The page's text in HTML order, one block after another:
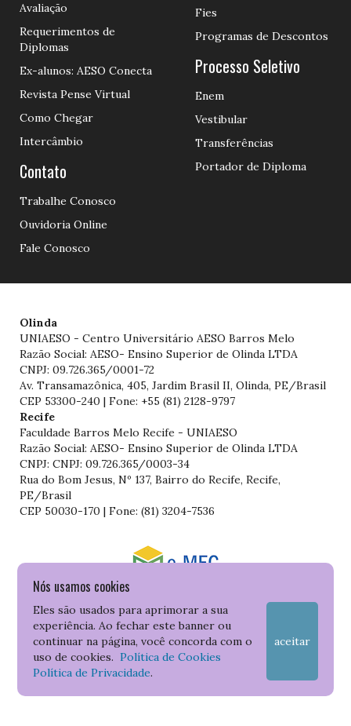
Nós usamos cookies
Eles são usados para aprimorar a sua
experiência. Ao fechar este banner ou
continuar na página, você concorda com o
uso de cookies.Política de Cookies
Política de Privacidade.
aceitar
Avaliação
Requerimentos de
Diplomas
Ex-alunos: AESO Conecta
Revista Pense Virtual
Como Chegar
Intercâmbio
Contato
Trabalhe Conosco
Ouvidoria Online
Fale Conosco
Fies
Programas de Descontos
Processo Seletivo
Enem
Vestibular
Transferências
Portador de Diploma
Olinda
UNIAESO - Centro Universitário AESO Barros Melo
Razão Social: AESO- Ensino Superior de Olinda LTDA
CNPJ: 09.726.365/0001-72
Av. Transamazônica, 405, Jardim Brasil II, Olinda, PE/Brasil
CEP 53300-240 | Fone: +55 (81) 2128-9797
Recife
Faculdade Barros Melo Recife - UNIAESO
Razão Social: AESO- Ensino Superior de Olinda LTDA
CNPJ: CNPJ: 09.726.365/0003-34
Rua do Bom Jesus, Nº 137, Bairro do Recife, Recife,
PE/Brasil
CEP 50030-170 | Fone: (81) 3204-7536
Consulte o cadastro da Instituição no Sistema do e-MEC